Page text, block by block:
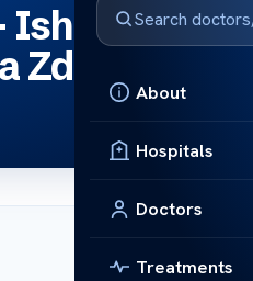
About
Hospitals
Doctors
Treatments
Ishrana i
Zdravlje